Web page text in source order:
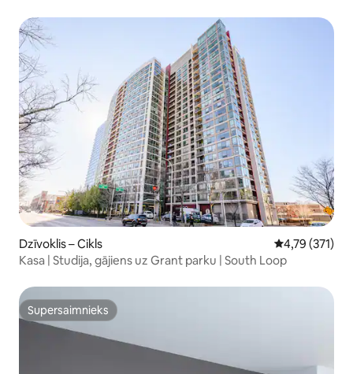
Dzīvoklis – Cikls Vidējais
4,79 (371)
Kasa | Studija, gājiens uz Grant parku | South Loop
Supersaimnieks
Supersaimnieks